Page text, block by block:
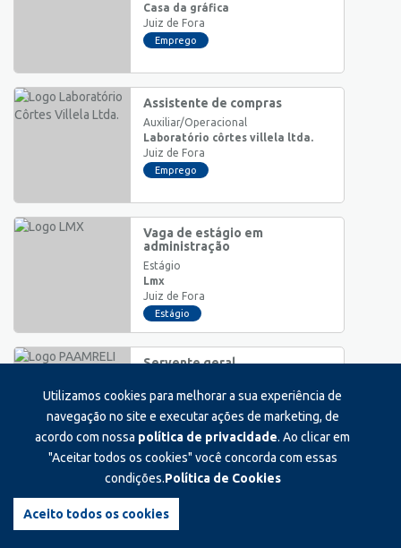
Casa da gráfica
Juiz de Fora
Emprego
Assistente de compras
Auxiliar/Operacional
Laboratório côrtes villela ltda.
Juiz de Fora
Emprego
Vaga de estágio em
administração
Estágio
Lmx
Juiz de Fora
Estágio
Servente geral
Paamreli
Ewbank da Câmara
Emprego
hidraulica
Utilizamos cookies para melhorar a sua experiência de
navegação no site e executar ações de marketing, de
acordo com nossa política de privacidade. Ao clicar em
"Aceitar todos os cookies" você concorda com essas
condições.Política de Cookies
Aceito todos os cookies